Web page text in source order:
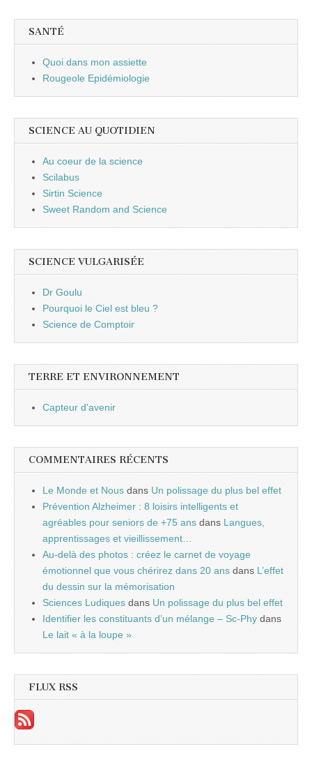
SANTÉ
Quoi dans mon assiette
Rougeole Epidémiologie
SCIENCE AU QUOTIDIEN
Au coeur de la science
Scilabus
Sirtin Science
Sweet Random and Science
SCIENCE VULGARISÉE
Dr Goulu
Pourquoi le Ciel est bleu ?
Science de Comptoir
TERRE ET ENVIRONNEMENT
Capteur d'avenir
COMMENTAIRES RÉCENTS
Le Monde et Nous dans Un polissage du plus bel effet
Prévention Alzheimer : 8 loisirs intelligents et
agréables pour seniors de +75 ans dans Langues,
apprentissages et vieillissement…
Au-delà des photos : créez le carnet de voyage
émotionnel que vous chérirez dans 20 ans dans L’effet
du dessin sur la mémorisation
Sciences Ludiques dans Un polissage du plus bel effet
Identifier les constituants d’un mélange – Sc-Phy dans
Le lait « à la loupe »
FLUX RSS